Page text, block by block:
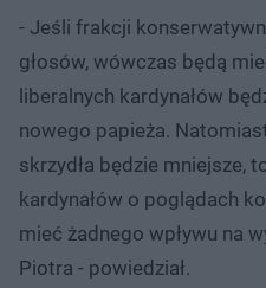
- Jeśli frakcji
głosów, wówczas będą
liberalnych kardynałów
nowego papieża.
skrzydła będzie mniejsze,
kardynałów o poglądach
mieć żadnego wpływu na
Piotra - powiedział.